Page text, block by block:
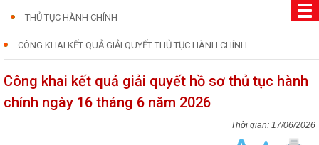
THỦ TỤC HÀNH CHÍNH
CÔNG KHAI KẾT QUẢ GIẢI QUYẾT THỦ TỤC HÀNH CHÍNH
Công khai kết quả giải quyết hồ sơ thủ tục hành
chính ngày 16 tháng 6 năm 2026
17/06/2026